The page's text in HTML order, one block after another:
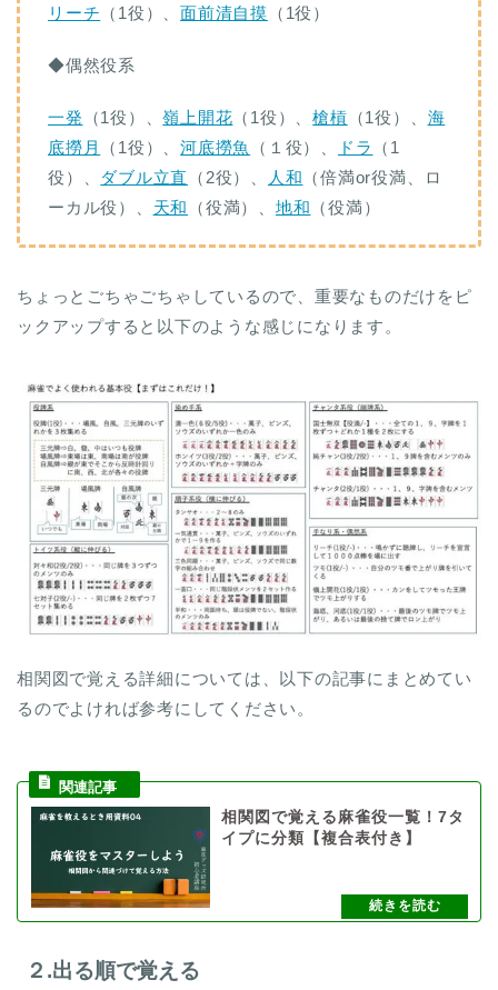
リーチ （1役）、面前清自摸 （1役）
◆偶然役系
一発 （1役）、嶺上開花 （1役）、槍槓 （1役）、 海
底撈月
（1役）、河底撈魚 （１役）、 ドラ
（1
役）、
ダブル立直 （2役）、 人和 （倍満or役満、ロ
ーカル役）、 天和 （役満）、 地和 （役満）
ちょっとごちゃごちゃしているので、重要なものだけをピ
ックアップすると以下のような感じになります。
相関図で覚える詳細については、以下の記事にまとめてい
るのでよければ参考にしてください。
相関図で覚える麻雀役一覧！7タ
イプに分類【複合表付き】
２.出る順で覚える